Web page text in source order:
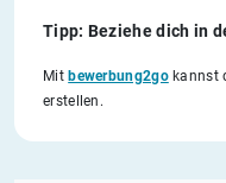
Tipp: Beziehe dich in
Mit bewerbung2gokannst
erstellen.